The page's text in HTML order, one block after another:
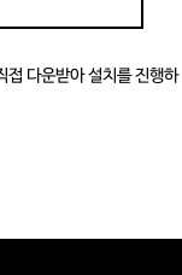
다운받아 설치를 진행하